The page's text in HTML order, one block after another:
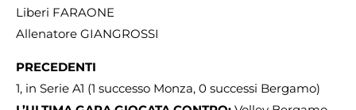
Liberi FARAONE
Allenatore GIANGROSSI
PRECEDENTI
1, in Serie A1 (1 successo Monza, 0 successi Bergamo)